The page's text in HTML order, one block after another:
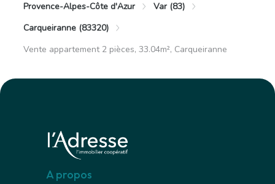
Provence-Alpes-Côte d'Azur
Var (83)
Carqueiranne (83320)
Vente appartement 2 pièces, 33.04m², Carqueiranne
A propos